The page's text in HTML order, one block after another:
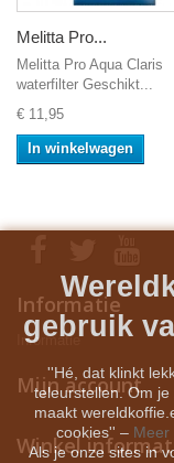
Melitta Pro...
Melitta Pro Aqua Claris
waterfilter Geschikt...
€ 11,95
In winkelwagen
Informatie
Informatie
Mijn account
Winkel
gebruik
''Hé, dat klinkt
teleurstellen. Om
maakt
cookies'' – Meer
Als je onze sites in